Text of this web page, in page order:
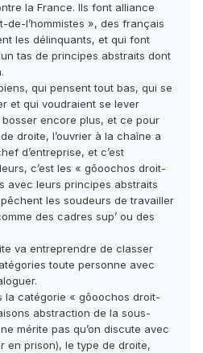
la France. Ils font alliance
de-l’hommistes », des français
les délinquants, et qui font
tas de principes abstraits dont
qui pensent tout bas, qui se
et qui voudraient se lever
encore plus, et ce pour
droite, l’ouvrier à la chaîne a
d’entreprise, et c’est
c’est les « gôoochos droit-
avec leurs principes abstraits
les soudeurs de travailler
des cadres sup’ ou des
va entreprendre de classer
toute personne avec
la catégorie « gôoochos droit-
abstraction de la sous-
mérite pas qu’on discute avec
en prison), le type de droite,